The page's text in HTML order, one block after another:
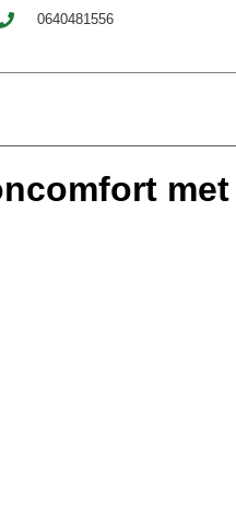
0640481556
met